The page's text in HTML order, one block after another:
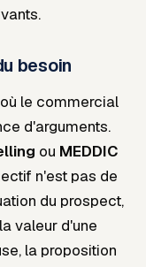
besoin
le commercial
d'arguments.
ou MEDDIC
n'est pas de
du prospect,
valeur d'une
la proposition